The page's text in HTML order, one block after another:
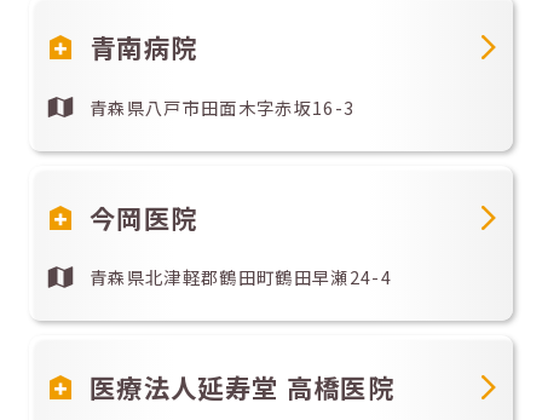
青南病院
青森県八戸市田面木字赤坂16-3
今岡医院
青森県北津軽郡鶴田町鶴田早瀬24-4
医療法人延寿堂 高橋医院